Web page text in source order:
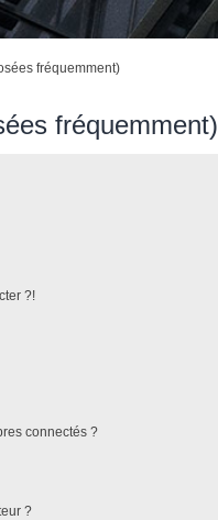
fréquemment)
fréquemment)
?!
connectés ?
?